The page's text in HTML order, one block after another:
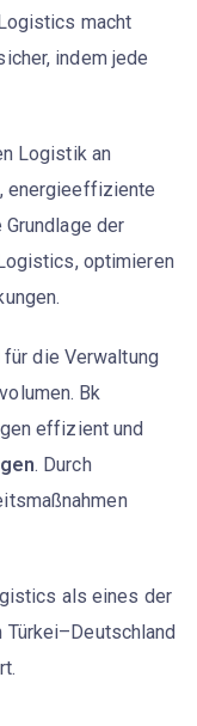
macht
indem jede
Logistik an
energieeffiziente
der
optimieren
die Verwaltung
Bk
effizient und
. Durch
als eines der